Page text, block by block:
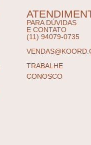
PARA DÚVIDAS
E CONTATO
(11) 94079-0735
TRABALHE
CONOSCO